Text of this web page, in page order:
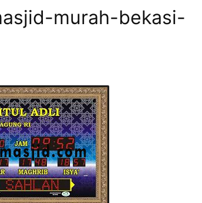
murah-bekasi-